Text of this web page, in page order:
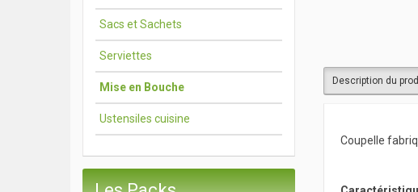
Description du
Coupelle
Sacs et Sachets
Serviettes
Mise en Bouche
Ustensiles cuisine